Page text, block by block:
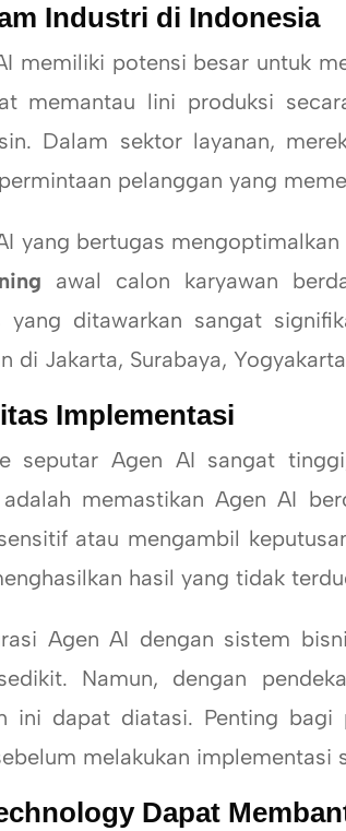
Industri di Indonesia
potensi besar untuk
memantau lini produksi
Dalam sektor layanan,
pelanggan yang
bertugas
awal calon karyawan
yang ditawarkan sangat
di Jakarta, Surabaya,
Implementasi
Agen AI sangat tinggi,
memastikan Agen AI
atau mengambil
hasil yang tidak
AI dengan sistem
Namun, dengan
ini dapat diatasi. Penting
melakukan implementasi
Dapat